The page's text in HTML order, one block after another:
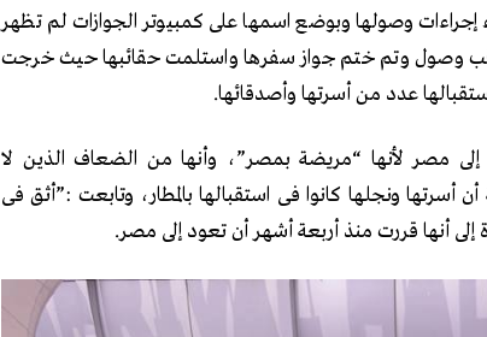
إجراءات وصولها وبوضع اسمها على كمبيوتر الجوازات لم تظهر
وصول وتم ختم جواز سفرها واستلمت حقائبها حيث خرجت
مصر لأنها “مريضة بمصر”، وأنها من الضعاف الذين لا
ونجلها كانوا فى استقبالها بالمطار، وتابعت :”أثق فى
إلى أنها قررت منذ أربعة أشهر أن تعود إلى مصر.